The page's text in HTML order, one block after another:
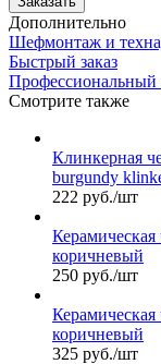
Дополнительно
Шефмонтаж и
Быстрый заказ
Профессиональный
Смотрите также
Клинкерная
burgundy
222 руб./шт
коричневый
250 руб./шт
коричневый
325 руб./шт